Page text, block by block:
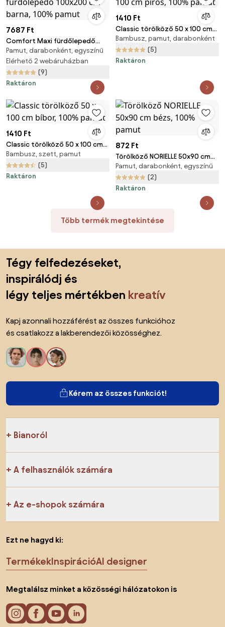
7687 Ft
Comfort Maxi fürdőlepedő
100x200 cm barna, 100%
pamut
Pamut, darabonként, egyszínű
Elérhető 2 webáruházban
(9)
Raktáron
1410 Ft
Classic törölköző 50 x 100 cm
piros, 100% pamut
Bambusz, pamut, darabonként
(5)
Raktáron
1410 Ft
Classic törölköző 50 x 100 cm
bíbor, 100% pamut
Bambusz, szett, pamut
(5)
Raktáron
872 Ft
Törölköző NORIELLE 50x90 cm
bézs, 100% pamut
Pamut, darabonként, egyszínű
(2)
Raktáron
Több termék megtekintése
Tégy felfedezéseket,
inspirálódj és
légy teljes mértékben kreatív
Kapj azonnali hozzáférést az összes funkcióhoz
és csatlakozz a lakberendezői közösséghez.
Kérem az összes funkciót!
Bianoról
A felhasználók számára
Az e-shopok számára
Ezt ne hagyd ki:
TermékekInspirációAI designer
Megtalálsz minket a közösségi hálózatokon is